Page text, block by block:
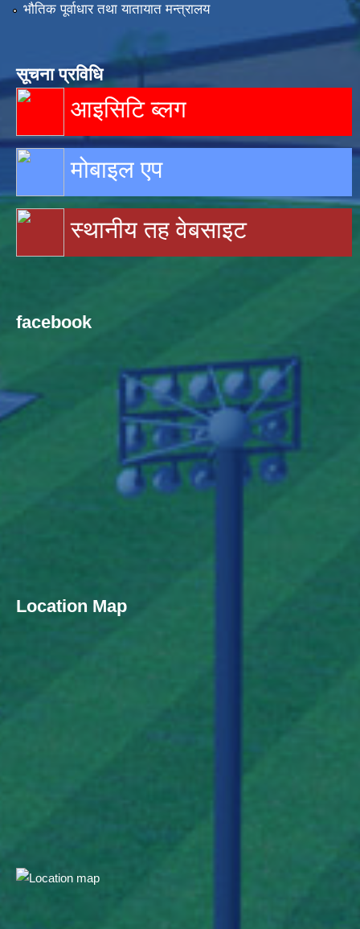
भौतिक पूर्वाधार तथा यातायात मन्त्रालय
सूचना प्रविधि
आइसिटि ब्लग
मोबाइल एप
स्थानीय तह वेबसाइट
facebook
Location Map